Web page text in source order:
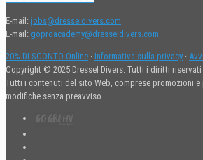
E-mail: jobs@dresseldivers.com
E-mail: goproacademy@dresseldivers.com
20% DI SCONTO Online · Informativa sulla privacy ·
Copyright © 2025 Dressel Divers. Tutti i diritti riservati
Tutti i contenuti del sito Web, comprese promozioni
modifiche senza preavviso.